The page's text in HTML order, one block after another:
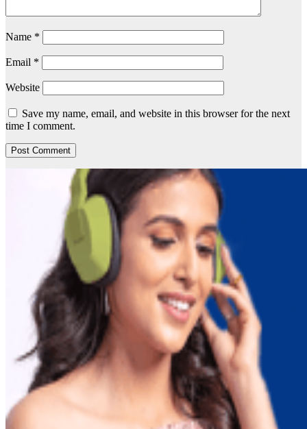
Name *
Email *
Website
Save my name, email, and website in this browser for the next
time I comment.